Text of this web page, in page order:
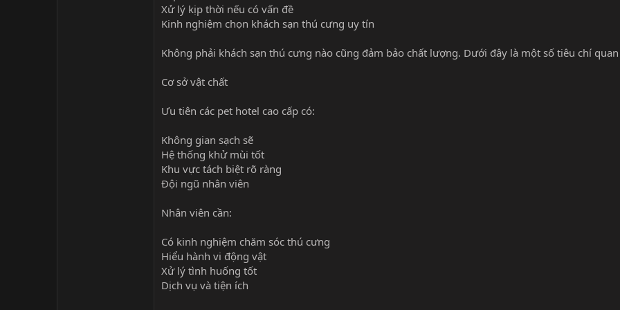
Xử lý kịp thời nếu có vấn đề
Kinh nghiệm chọn khách sạn thú cưng uy tín
Không phải khách sạn thú cưng nào cũng đảm bảo chất lượng. Dưới đây là một số tiêu chí
Cơ sở vật chất
Ưu tiên các pet hotel cao cấp có:
Không gian sạch sẽ
Hệ thống khử mùi tốt
Khu vực tách biệt rõ ràng
Đội ngũ nhân viên
Nhân viên cần:
Có kinh nghiệm chăm sóc thú cưng
Hiểu hành vi động vật
Xử lý tình huống tốt
Dịch vụ và tiện ích